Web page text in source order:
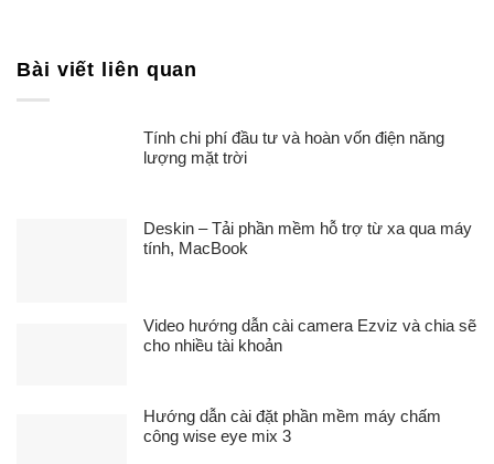
Bài viết liên quan
Tính chi phí đầu tư và hoàn vốn điện năng
lượng mặt trời
Deskin – Tải phần mềm hỗ trợ từ xa qua máy
tính, MacBook
Video hướng dẫn cài camera Ezviz và chia sẽ
cho nhiều tài khoản
Hướng dẫn cài đặt phần mềm máy chấm
công wise eye mix 3